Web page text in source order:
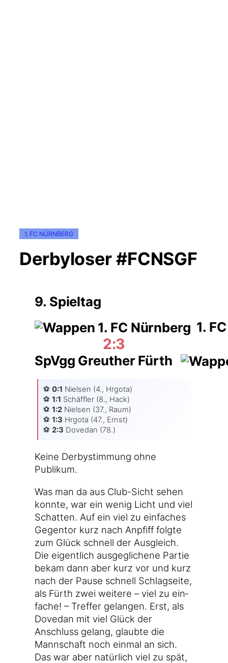
1. FC NÜRNBERG
Derbyloser #FCNSGF
9. Spieltag
1.
2:3
SpVgg Greuther Fürth
⚽️ 0:1 Niel­sen (4., Hrgo­ta)
⚽️ 1:1 Schäff­ler (8., Hack)
⚽️ 1:2Niel­sen (37., Raum)
⚽️ 1:3 Hrgo­ta (47., Ernst)
⚽️ 2:3 Dove­dan (78.)
Kei­ne Der­by­stim­mung ohne
Publikum.
Was man da aus Club-Sicht sehen
konn­te, war ein wenig Licht und viel
Schat­ten. Auf ein viel zu ein­fa­ches
Gegen­tor kurz nach Anpfiff folg­te
zum Glück schnell der Aus­gleich.
Die eigent­lich aus­ge­gli­che­ne Par­tie
bekam dann aber kurz vor und kurz
nach der Pau­se schnell Schlag­sei­te,
als Fürth zwei wei­te­re – viel zu ein­
fa­che! – Tref­fer gelan­gen. Erst, als
Dove­dan mit viel Glück der
Anschluss gelang, glaub­te die
Mann­schaft noch ein­mal an sich.
Das war aber natür­lich viel zu spät,